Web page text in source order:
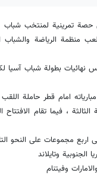
، فيما تقام
الجنوبية وتايلاند
وفيتنام